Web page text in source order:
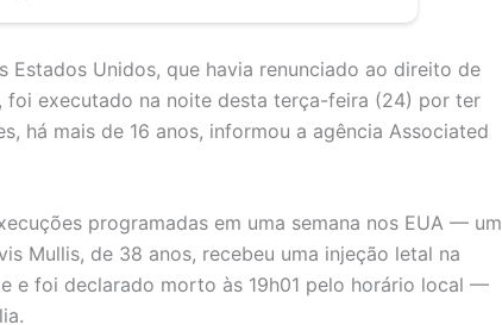
Estados Unidos, que havia renunciado ao direito de
foi executado na noite desta terça-feira (24) por ter
há mais de 16 anos, informou a agência Associated
programadas em uma semana nos EUA — um
Mullis, de 38 anos, recebeu uma injeção letal na
e foi declarado morto às 19h01 pelo horário local —